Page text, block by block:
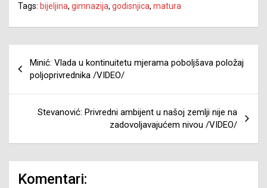
Tags: bijeljina, gimnazija, godisnjica, matura
članaka
Minić: Vlada u kontinuitetu mjerama poboljšava položaj
poljoprivrednika /VIDEO/
Stevanović: Privredni ambijent u našoj zemlji nije na
zadovoljavajućem nivou /VIDEO/
Komentari: